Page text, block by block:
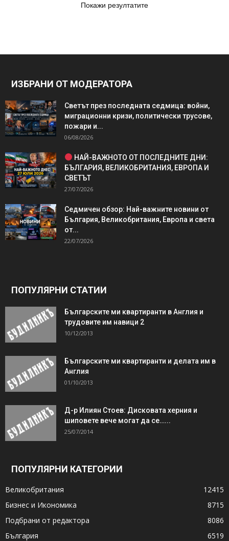
Покажи резултатите
ИЗБРАНИ ОТ МОДЕРАТОРА
Светът през последната седмица: войни,
миграционни кризи, политически трусове,
пожари и...
06/08/2026
НАЙ-ВАЖНОТО ОТ ПОСЛЕДНИТЕ ДНИ:
БЪЛГАРИЯ, ВЕЛИКОБРИТАНИЯ, ЕВРОПА И
СВЕТЪТ
27/07/2026
Седмичен обзор: Най-важните новини от
България, Великобритания, Европа и света
от...
22/07/2026
ПОПУЛЯРНИ СТАТИИ
Българските ми квартиранти в Англия и
трудовите им навици 2
10/12/2013
Българските ми квартиранти и делата им в
Англия
01/10/2013
Д-р Илиян Стоев: Дисковата херния и
шиповете вече могат да се…...
25/07/2014
ПОПУЛЯРНИ КАТЕГОРИИ
Великобритания
12415
Бизнес и Икономика
8715
Подбрани от редактора
8086
България
6519